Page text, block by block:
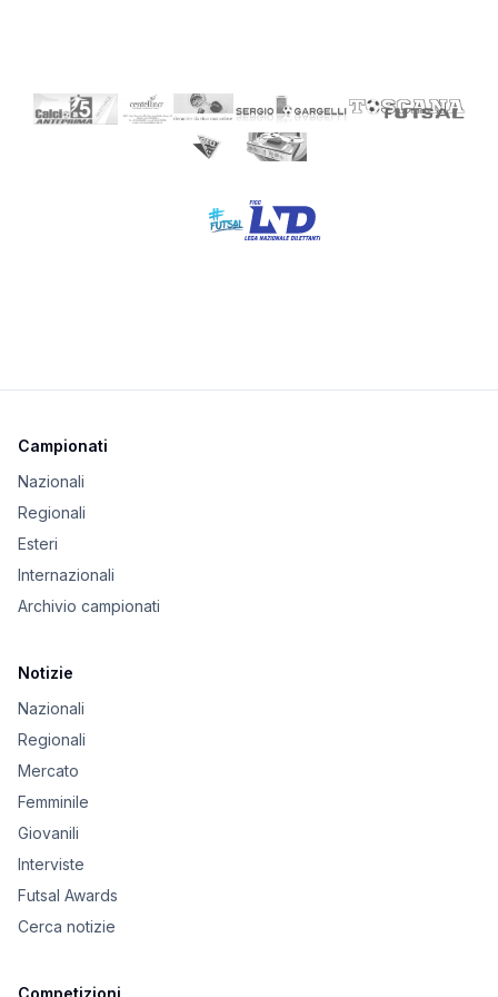
Campionati
Nazionali
Regionali
Esteri
Internazionali
Archivio campionati
Notizie
Nazionali
Regionali
Mercato
Femminile
Giovanili
Interviste
Futsal Awards
Cerca notizie
Competizioni